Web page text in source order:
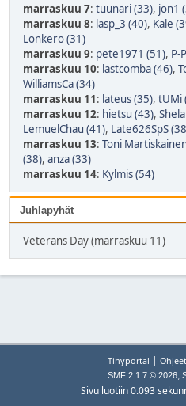
marraskuu 7: tuunari (33), jon1
marraskuu 8: lasp_3 (40), Kale
Lonkero (31)
marraskuu 9: pete1971 (51), P-
marraskuu 10: lastcomba (46),
WilliamsCa (34)
marraskuu 11: lateus (35), tUMi
marraskuu 12: hietsu (43),
LemuelChau (41), Late626SpS
marraskuu 13: Toni
(38), anza (33)
marraskuu 14: Kylmis (54)
Juhlapyhät
Veterans Day (marraskuu 11)
Tinyportal | Ohjeet
SMF 2.1.7 © 2026,
Sivu luotiin 0.093